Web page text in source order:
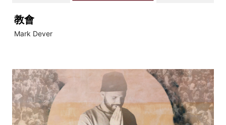
教會
Mark Dever